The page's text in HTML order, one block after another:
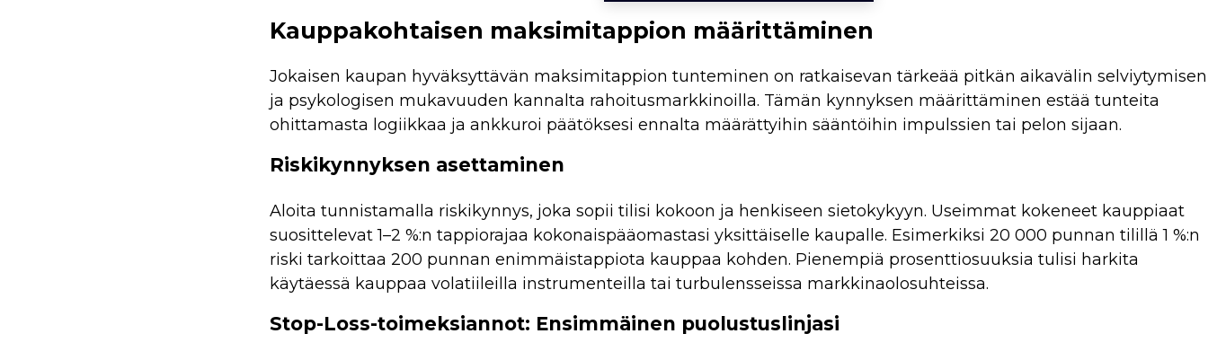
Kauppakohtaisen maksimitappion määrittäminen
Jokaisen kaupan hyväksyttävän maksimitappion tunteminen on ratkaisevan tärkeää pitkän aikavälin selviytymisen
ja psykologisen mukavuuden kannalta rahoitusmarkkinoilla. Tämän kynnyksen määrittäminen estää tunteita
ohittamasta logiikkaa ja ankkuroi päätöksesi ennalta määrättyihin sääntöihin impulssien tai pelon sijaan.
Riskikynnyksen asettaminen
Aloita tunnistamalla riskikynnys, joka sopii tilisi kokoon ja henkiseen sietokykyyn. Useimmat kokeneet kauppiaat
suosittelevat 1–2 %:n tappiorajaa kokonaispääomastasi yksittäiselle kaupalle. Esimerkiksi 20 000 punnan tilillä 1 %:n
riski tarkoittaa 200 punnan enimmäistappiota kauppaa kohden. Pienempiä prosenttiosuuksia tulisi harkita
käytäessä kauppaa volatiileilla instrumenteilla tai turbulensseissa markkinaolosuhteissa.
Stop-Loss-toimeksiannot: Ensimmäinen puolustuslinjasi